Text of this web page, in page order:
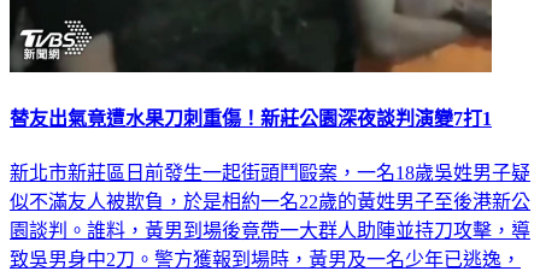
替友出氣竟遭水果刀刺重傷！新莊公園深夜談判演變7打1
新北市新莊區日前發生一起街頭鬥毆案，一名18歲吳姓男子疑
似不滿友人被欺負，於是相約一名22歲的黃姓男子至後港新公
園談判。誰料，黃男到場後竟帶一大群人助陣並持刀攻擊，導
致吳男身中2刀。警方獲報到場時，黃男及一名少年已逃逸，